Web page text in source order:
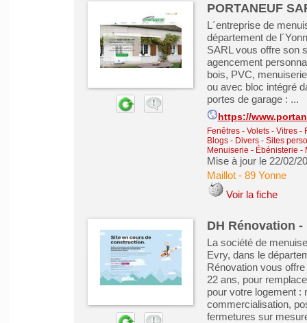
PORTANEUF
L´entreprise de
département de
SARL vous offre son
agencement
bois, PVC,
ou avec bloc intégré
portes de garage : ...
https://
Fenêtres - Volets - Vitres -
Blogs - Divers - Sites perso
Menuiserie - Ébénisterie -
Mise à jour le 22/02/
Maillot- 89 Yonne
Voir la fiche
DH Rénovation
La société de
Evry, dans le
Rénovation vous
22 ans, pour
pour votre logement :
commercialisation,
fermetures sur